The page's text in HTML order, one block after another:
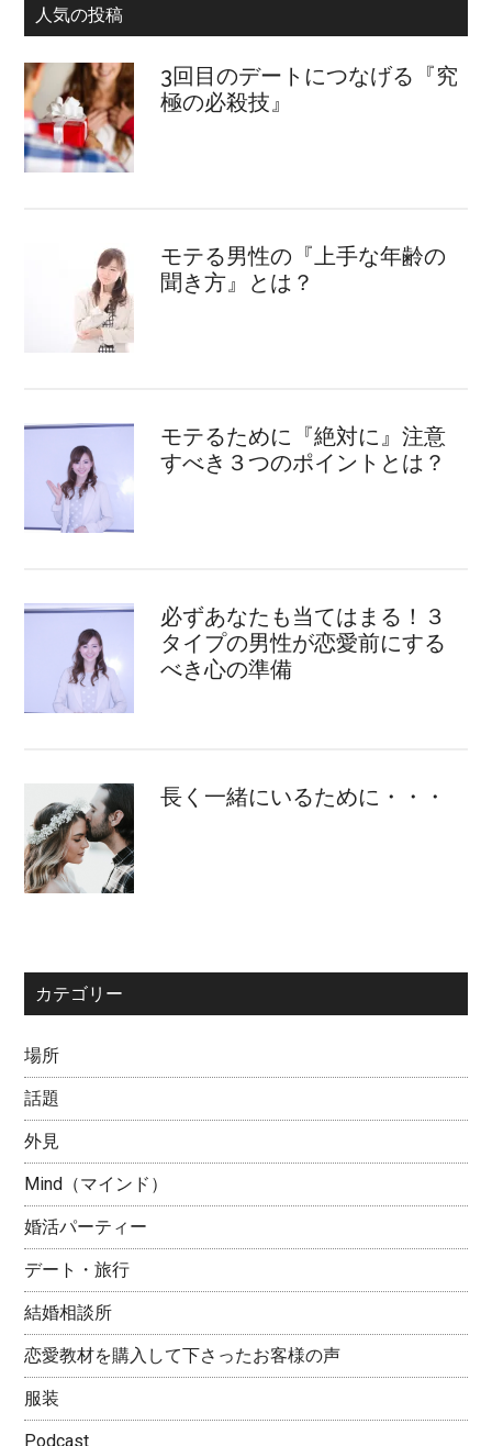
人気の投稿
3回目のデートにつなげる『究
極の必殺技』
モテる男性の『上手な年齢の
聞き方』とは？
モテるために『絶対に』注意
すべき３つのポイントとは？
必ずあなたも当てはまる！３
タイプの男性が恋愛前にする
べき心の準備
長く一緒にいるために・・・
カテゴリー
場所
話題
外見
Mind（マインド）
婚活パーティー
デート・旅行
結婚相談所
恋愛教材を購入して下さったお客様の声
服装
Podcast